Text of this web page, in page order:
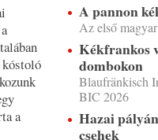
kóstoló
a
A pannon
Az első
Kékfrankos
dombokon
Blaufränkisch
BIC 2026
Hazai
csehek